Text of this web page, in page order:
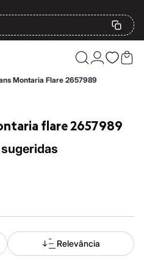
Montaria Flare 2657989
flare 2657989
sugeridas
Relevância